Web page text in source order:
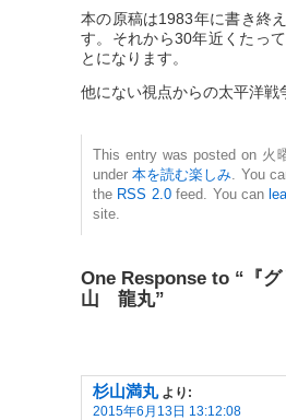
本の原稿は1983年に書き終
す。それから30年近くたっ
とになります。
他にない視点からの太平洋
This entry was posted on 火
under本を読む楽しみ . You
the RSS 2.0feed. You can
site.
One Response to “『
山 龍丸”
杉山満丸 より:
2015年6月13日 13:12:08